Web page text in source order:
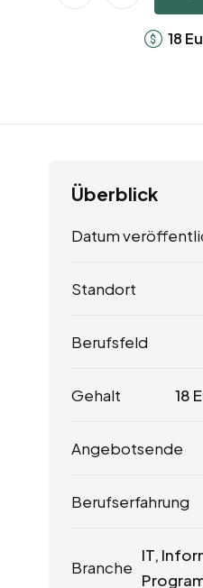
18
Überblick
Datum
Standort
Berufsfeld
Gehalt 18
Angebotsende
Berufserfahrung
Branche
IT,